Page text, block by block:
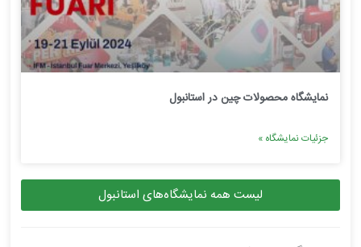
نمایشگاه محصولات چین در استانبول
جزئیات نمایشگاه »
لیست همه نمایشگاه‌های استانبول